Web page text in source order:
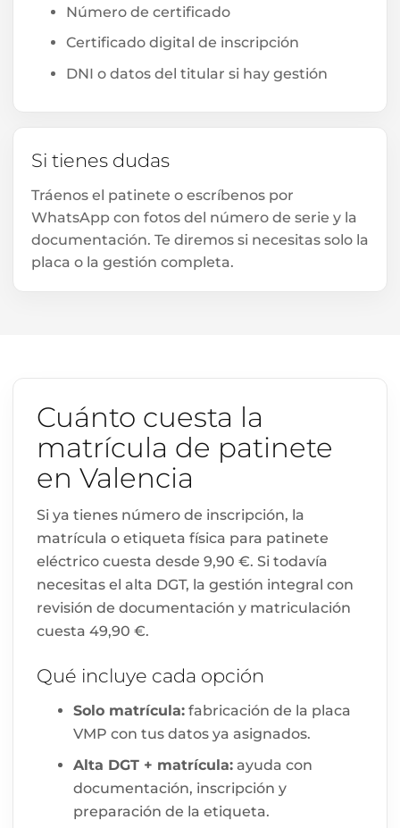
Número de certificado
Certificado digital de inscripción
DNI o datos del titular si hay gestión
Si tienes dudas
Tráenos el patinete o escríbenos por
WhatsApp con fotos del número de serie y la
documentación. Te diremos si necesitas solo la
placa o la gestión completa.
Cuánto cuesta la
matrícula de patinete
en Valencia
Si ya tienes número de inscripción, la
matrícula o etiqueta física para patinete
eléctrico cuesta desde 9,90 €. Si todavía
necesitas el alta DGT, la gestión integral con
revisión de documentación y matriculación
cuesta 49,90 €.
Qué incluye cada opción
Solo matrícula:fabricación de la placa
VMP con tus datos ya asignados.
Alta DGT + matrícula:ayuda con
documentación, inscripción y
preparación de la etiqueta.